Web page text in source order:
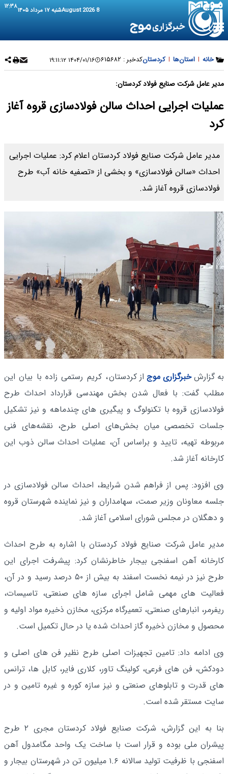
8 August 2026 شنبه ۱۷ مرداد ۱۴۰۵ ۱۲:۳۸
خانه | استان‌ها | کردستانکدخبر : ۶۱۵۶۸۲ ۱۴۰۴/۰۱/۱۶ ۱۹:۱۱:۱۲
مدیر عامل شرکت صنایع فولاد کردستان:
عملیات اجرایی احداث سالن فولادسازی قروه آغاز
کرد
مدیر عامل شرکت صنایع فولاد کردستان اعلام کرد: عملیات اجرایی
احداث «سالن فولادسازی» و بخشی از «تصفیه خانه آب» طرح
فولادسازی قروه آغاز شد.
به گزارشخبرگزاری موج از کردستان، کریم رستمی زاده با بیان این
مطلب گفت: با فعال شدن بخش مهندسی قرارداد احداث طرح
فولادسازی قروه با تکنولوگ و پیگیری های چندماهه و نیز تشکیل
جلسات تخصصی میان بخش‌های اصلی طرح، نقشه‌های فنی
مربوطه تهیه، تایید و براساس آن، عملیات احداث سالن ذوب این
کارخانه آغاز شد.
وی افزود: پس از فراهم شدن شرایط، احداث سالن فولادسازی در
جلسه معاونان وزیر صمت، سهامداران و نیز نماینده شهرستان قروه
و دهگلان در مجلس شورای اسلامی آغاز شد.
مدیر عامل شرکت صنایع فولاد کردستان با اشاره به طرح احداث
کارخانه آهن اسفنجی بیجار خاطرنشان کرد: پیشرفت اجرای این
طرح نیز در نیمه نخست اسفند به بیش از ۵۰ درصد رسید و در آن،
فعالیت های مهمی شامل اجرای سازه های صنعتی، تاسیسات،
ریفرمر، انبارهای صنعتی، تعمیرگاه مرکزی، مخازن ذخیره مواد اولیه و
محصول و مخازن ذخیره گاز احداث شده یا در حال تکمیل است.
وی ادامه داد: تامین تجهیزات اصلی طرح نظیر فن های اصلی و
دودکش، فن های فرعی، کولینگ تاور، کلاری فایر، کابل ها، ترانس
های قدرت و تابلوهای صنعتی و نیز سازه کوره و غیره تامین و در
سایت مستقر شده است.
بنا به این گزارش، شرکت صنایع فولاد کردستان مجری ۲ طرح
پیشران ملی بوده و قرار است با ساخت یک واحد مگامدول آهن
اسفنجی با ظرفیت تولید سالانه ۱.۶ میلیون تن در شهرستان بیجار و